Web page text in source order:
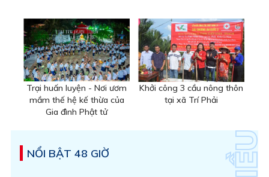
Trại huấn luyện - Nơi ươm
mầm thế hệ kế thừa của
Gia đình Phật tử
Khởi công 3 cầu nông thôn
tại xã Trí Phải
NỔI BẬT 48 GIỜ